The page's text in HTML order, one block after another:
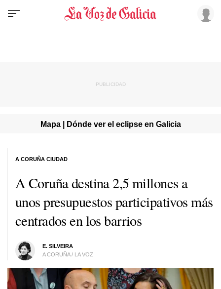
Mapa | Dónde ver el eclipse en Galicia
A Coruña destina 2,5 millones a
unos presupuestos participativos más
centrados en los barrios
E. SILVEIRA
A CORUÑA / LA VOZ
A CORUÑA CIUDAD